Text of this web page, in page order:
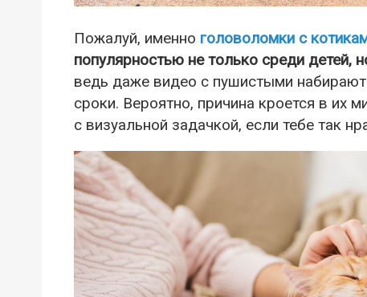
Пожалуй, именно головоломки с
популярностью не только среди детей,
ведь даже видео с пушистыми
сроки. Вероятно, причина кроется в их
с визуальной задачкой, если тебе так